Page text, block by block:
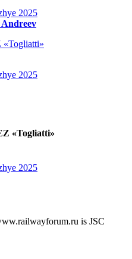
2025
Andreev
«Togliatti»
2025
«Togliatti»
2025
is JSC